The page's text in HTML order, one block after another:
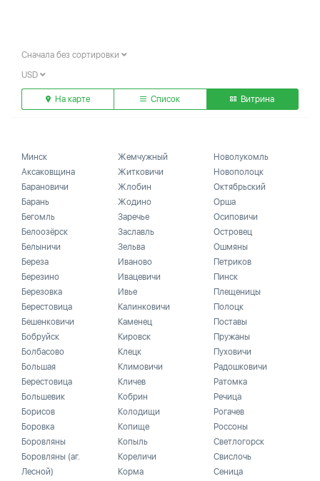
Сначала без сортировки
USD
На карте Список Витрина
Минск
Аксаковщина
Барановичи
Барань
Бегомль
Белоозёрск
Белыничи
Береза
Березино
Березовка
Берестовица
Бешенковичи
Бобруйск
Болбасово
Большая
Берестовица
Большевик
Борисов
Боровка
Боровляны
Боровляны (аг.
Лесной)
Жемчужный
Житковичи
Жлобин
Жодино
Заречье
Заславль
Зельва
Иваново
Ивацевичи
Ивье
Калинковичи
Каменец
Кировск
Клецк
Климовичи
Кличев
Кобрин
Колодищи
Копище
Копыль
Кореличи
Корма
Новолукомль
Новополоцк
Октябрьский
Орша
Осиповичи
Островец
Ошмяны
Петриков
Пинск
Плещеницы
Полоцк
Поставы
Пружаны
Пуховичи
Радошковичи
Ратомка
Речица
Рогачев
Россоны
Светлогорск
Свислочь
Сеница